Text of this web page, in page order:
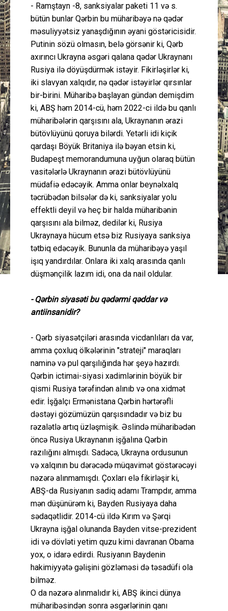
- Ramştayn -8, sanksiyalar paketi 11 və s.
bütün bunlar Qərbin bu müharibəyə nə qədər
məsuliyyətsiz yanaşdığının əyani göstəricisidir.
Putinin sözü olmasın, belə görsənir ki, Qərb
axırıncı Ukrayna əsgəri qalana qədər Ukraynanı
Rusiya ilə döyüşdürmək istəyir. Fikirləşirlər ki,
iki slavyan xalqıdır, nə qədər istəyirlər qırsınlar
bir-birini. Müharibə başlayan gündən demişdim
ki, ABŞ həm 2014-cü, həm 2022-ci ildə bu qanlı
müharibələrin qarşısını ala, Ukraynanın ərazi
bütövlüyünü qoruya bilərdi. Yetərli idi kiçik
qardaşı Böyük Britaniya ilə bəyan etsin ki,
Budapeşt memorandumuna uyğun olaraq bütün
vasitələrlə Ukraynanın ərazi bütövlüyünü
müdafiə edəcəyik. Amma onlar beynəlxalq
təcrübədən bilsələr də ki, sanksiyalar yolu
effektli deyil və heç bir halda müharibənin
qarşısını ala bilməz, dedilər ki, Rusiya
Ukraynaya hücum etsə biz Rusiyaya sanksiya
tətbiq edəcəyik. Bununla da müharibəyə yaşıl
işıq yandırdılar. Onlara iki xalq arasında qanlı
düşmənçilik lazım idi, ona da nail oldular.
- Qərbin siyasəti bu qədərmi qəddar və
antiinsanidir?
- Qərb siyasətçiləri arasında vicdanlıları da var,
amma çoxluq ölkələrinin "strateji" maraqları
naminə və pul qarşılığında hər şeyə hazırdı.
Qərbin ictimai-siyasi xadimlərinin böyük bir
qismi Rusiya tərəfindən alınıb və ona xidmət
edir. İşğalçı Ermənistana Qərbin hərtərəfli
dəstəyi gözümüzün qarşısındadır və biz bu
rəzalətlə artıq üzləşmişik. Əslində müharibədən
öncə Rusiya Ukraynanın işğalına Qərbin
razılığını almışdı. Sadəcə, Ukrayna ordusunun
və xalqının bu dərəcədə müqavimət göstərəcəyi
nəzərə alınmamışdı. Çoxları elə fikirləşir ki,
ABŞ-da Rusiyanın sadiq adamı Trampdır, amma
mən düşünürəm ki, Bayden Rusiyaya daha
sədaqətlidir. 2014-cü ildə Kırım və Şərqi
Ukrayna işğal olunanda Bayden vitse-prezident
idi və dövləti yetim quzu kimi davranan Obama
yox, o idarə edirdi. Rusiyanın Baydenin
hakimiyyətə gəlişini gözləməsi də təsadüfi ola
bilməz.
O da nəzərə alınmalıdır ki, ABŞ ikinci dünya
müharibəsindən sonra əsgərlərinin qanı